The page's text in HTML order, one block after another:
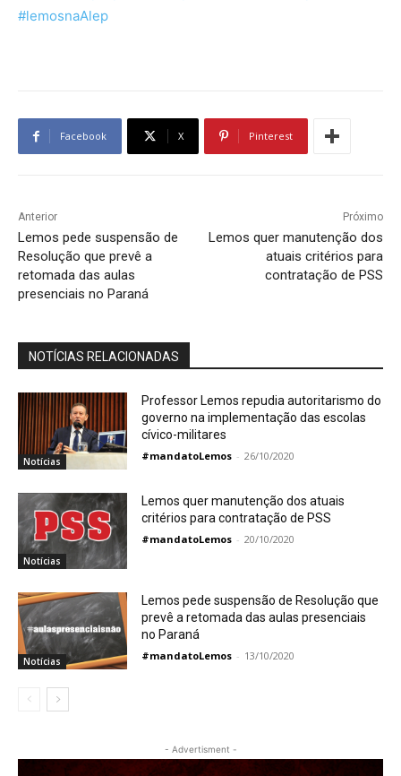
#lemosnaAlep
Facebook X Pinterest
Anterior
Lemos pede suspensão de
Resolução que prevê a
retomada das aulas
presenciais no Paraná
Próximo
Lemos quer manutenção dos
atuais critérios para
contratação de PSS
NOTÍCIAS RELACIONADAS
Notícias
Professor Lemos repudia autoritarismo do
governo na implementação das escolas
cívico-militares
#mandatoLemos - 26/10/2020
Notícias
Lemos quer manutenção dos atuais
critérios para contratação de PSS
#mandatoLemos - 20/10/2020
Notícias
Lemos pede suspensão de Resolução que
prevê a retomada das aulas presenciais
no Paraná
#mandatoLemos - 13/10/2020
- Advertisment -